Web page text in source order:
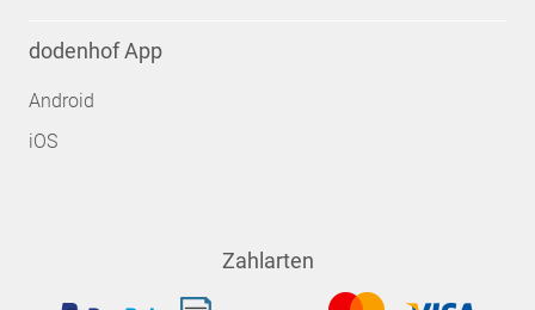
dodenhof App
Android
iOS
Zahlarten